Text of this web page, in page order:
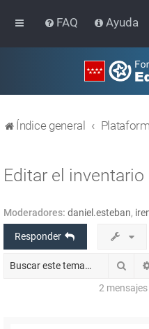
FAQ Ayuda
Índice general
Editar el inventario
Moderadores: daniel.esteban,
Responder
2 mensajes